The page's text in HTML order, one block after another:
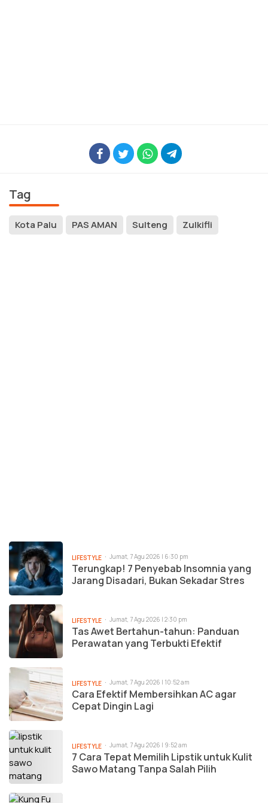
Tag
Kota Palu PAS AMAN Sulteng Zulkifli
LIFESTYLE Jumat, 7 Agu 2026 | 6:30 pm
Terungkap! 7 Penyebab Insomnia yang
Jarang Disadari, Bukan Sekadar Stres
LIFESTYLE Jumat, 7 Agu 2026 | 2:30 pm
Tas Awet Bertahun-tahun: Panduan
Perawatan yang Terbukti Efektif
LIFESTYLE Jumat, 7 Agu 2026 | 10:52 am
Cara Efektif Membersihkan AC agar
Cepat Dingin Lagi
LIFESTYLE Jumat, 7 Agu 2026 | 9:52 am
7 Cara Tepat Memilih Lipstik untuk Kulit
Sawo Matang Tanpa Salah Pilih